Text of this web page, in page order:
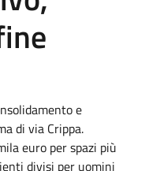
e
di via Crippa.
euro per spazi più
divisi per uomini